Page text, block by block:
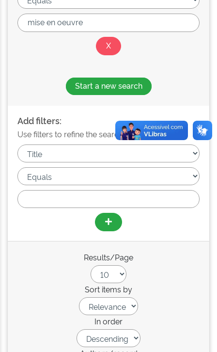
Start a new search
Add filters:
Use filters to refine the search results.
Results/Page
Sort items by
In order